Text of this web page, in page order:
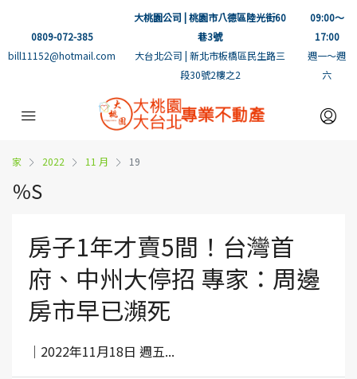
0809-072-385
bill11152@hotmail.com
大桃園公司 | 桃園市八德區陸光街60
巷3號
大台北公司 | 新北市板橋區民生路三
段30號2樓之2
09:00～
17:00
週一～週
六
家 2022 11 月 19
％S
房子1年才賣5間！台灣首
府、中州大停招 專家：周邊
房市早已瀕死
｜2022年11月18日 週五...